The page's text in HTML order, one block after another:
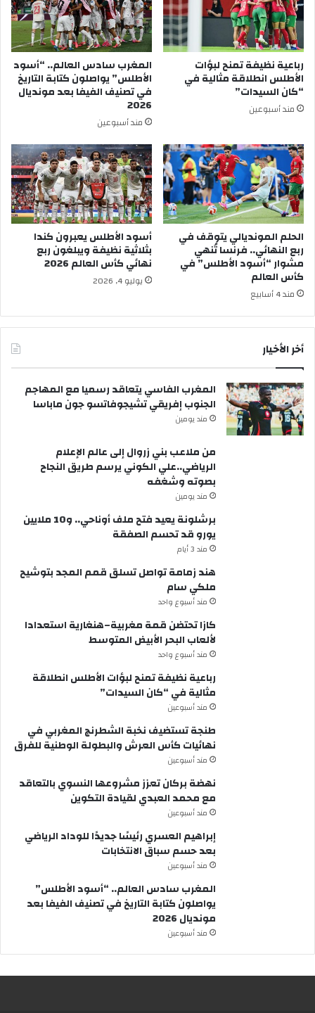
رباعية نظيفة تمنح لبؤات
الأطلس انطلاقة مثالية في
“كان السيدات”
مند أسبوعين
المغرب سادس العالم.. “أسود
الأطلس” يواصلون كتابة التاريخ
في تصنيف الفيفا بعد مونديال
2026
مند أسبوعين
الحلم المونديالي يتوقف في
ربع النهائي.. فرنسا تُنهي
مشوار “أسود الأطلس” في
كأس العالم
مند 4 أسابيع
أسود الأطلس يعبرون كندا
بثلاثية نظيفة ويبلغون ربع
نهائي كأس العالم 2026
يوليو 4, 2026
أخر الأخيار
المغرب الفاسي يتعاقد رسميا مع المهاجم
الجنوب إفريقي تشيجوفاتسو جون ماباسا
مند يومين
من ملاعب بني زروال إلى عالم الإعلام
الرياضي..علي الكوني يرسم طريق النجاح
بصوته وشغفه
مند يومين
برشلونة يعيد فتح ملف أوناحي.. و10 ملايين
يورو قد تحسم الصفقة
مند 3 أيام
هند زمامة تواصل تسلق قمم المجد بتوشيح
ملكي سام
مند أسبوع واحد
كازا تحتضن قمة مغربية–هنغارية استعدادا
لألعاب البحر الأبيض المتوسط
مند أسبوع واحد
رباعية نظيفة تمنح لبؤات الأطلس انطلاقة
مثالية في “كان السيدات”
مند أسبوعين
طنجة تستضيف نخبة الشطرنج المغربي في
نهائيات كأس العرش والبطولة الوطنية للفرق
مند أسبوعين
نهضة بركان تعزز مشروعها النسوي بالتعاقد
مع محمد العبدي لقيادة التكوين
مند أسبوعين
إبراهيم العسري رئيسًا جديدًا للوداد الرياضي
بعد حسم سباق الانتخابات
مند أسبوعين
المغرب سادس العالم.. “أسود الأطلس”
يواصلون كتابة التاريخ في تصنيف الفيفا بعد
مونديال 2026
مند أسبوعين